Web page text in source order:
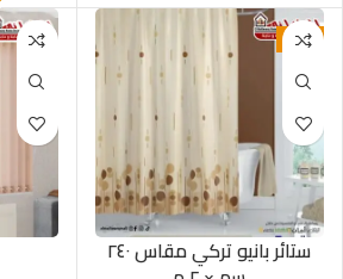
-6%
ستائر بانيو تركي مقاس ٢٤٠